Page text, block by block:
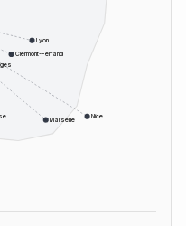
Lyon
Marseille Nice
Clermont-Ferrand